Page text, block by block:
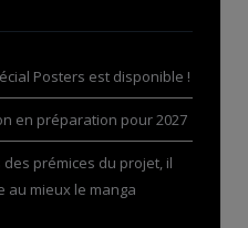
Posters est disponible !
en préparation pour 2027
prémices du projet, il
au mieux le manga